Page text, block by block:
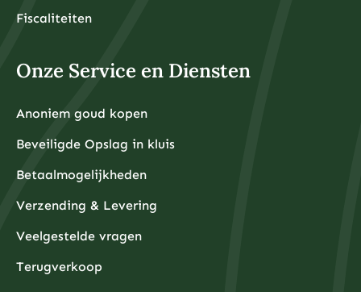
Fiscaliteiten
Onze Service en Diensten
Anoniem goud kopen
Beveiligde Opslag in kluis
Betaalmogelijkheden
Verzending & Levering
Veelgestelde vragen
Terugverkoop